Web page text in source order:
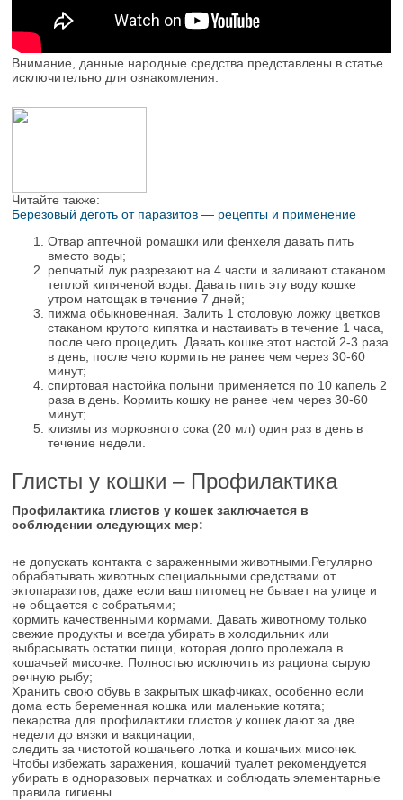
Внимание, данные народные средства представлены в статье
исключительно для ознакомления.
Читайте также:
Березовый деготь от паразитов — рецепты и применение
Отвар аптечной ромашки или фенхеля давать пить
вместо воды;
репчатый лук разрезают на 4 части и заливают стаканом
теплой кипяченой воды. Давать пить эту воду кошке
утром натощак в течение 7 дней;
пижма обыкновенная. Залить 1 столовую ложку цветков
стаканом крутого кипятка и настаивать в течение 1 часа,
после чего процедить. Давать кошке этот настой 2-3 раза
в день, после чего кормить не ранее чем через 30-60
минут;
спиртовая настойка полыни применяется по 10 капель 2
раза в день. Кормить кошку не ранее чем через 30-60
минут;
клизмы из морковного сока (20 мл) один раз в день в
течение недели.
Глисты у кошки – Профилактика
Профилактика глистов у кошек заключается в
соблюдении следующих мер:
не допускать контакта с зараженными животными.Регулярно
обрабатывать животных специальными средствами от
эктопаразитов, даже если ваш питомец не бывает на улице и
не общается с собратьями;
кормить качественными кормами. Давать животному только
свежие продукты и всегда убирать в холодильник или
выбрасывать остатки пищи, которая долго пролежала в
кошачьей мисочке. Полностью исключить из рациона сырую
речную рыбу;
Хранить свою обувь в закрытых шкафчиках, особенно если
дома есть беременная кошка или маленькие котята;
лекарства для профилактики глистов у кошек дают за две
недели до вязки и вакцинации;
следить за чистотой кошачьего лотка и кошачьих мисочек.
Чтобы избежать заражения, кошачий туалет рекомендуется
убирать в одноразовых перчатках и соблюдать элементарные
правила гигиены.